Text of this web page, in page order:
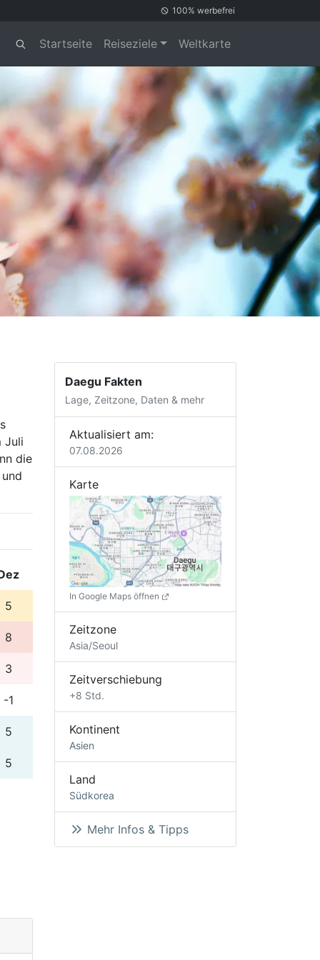
100% werbefrei
Startseite Reiseziele Weltkarte
Juli
die
5
8
3
-1
5
5
Daegu Fakten
Lage, Zeitzone, Daten & mehr
Aktualisiert am:
07.08.2026
Karte
In Google Maps öffnen
Zeitzone
Asia/Seoul
Zeitverschiebung
+8 Std.
Kontinent
Asien
Land
Südkorea
Mehr Infos & Tipps